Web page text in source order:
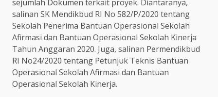
sejumlah Dokumen terkait proyek. Diantaranya,
salinan SK Mendikbud RI No 582/P/2020 tentang
Sekolah Penerima Bantuan Operasional Sekolah
Afirmasi dan Bantuan Operasional Sekolah Kinerja
Tahun Anggaran 2020. Juga, salinan Permendikbud
RI No24/2020 tentang Petunjuk Teknis Bantuan
Operasional Sekolah Afirmasi dan Bantuan
Operasional Sekolah Kinerja.